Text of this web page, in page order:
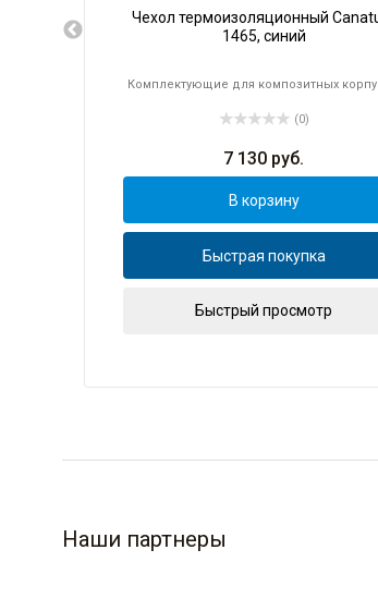
Чехол термоизоляционный
1465, синий
Комплектующие для композитных
(0)
7 130 руб.
В корзину
Быстрая покупка
Быстрый просмотр
Наши партнеры